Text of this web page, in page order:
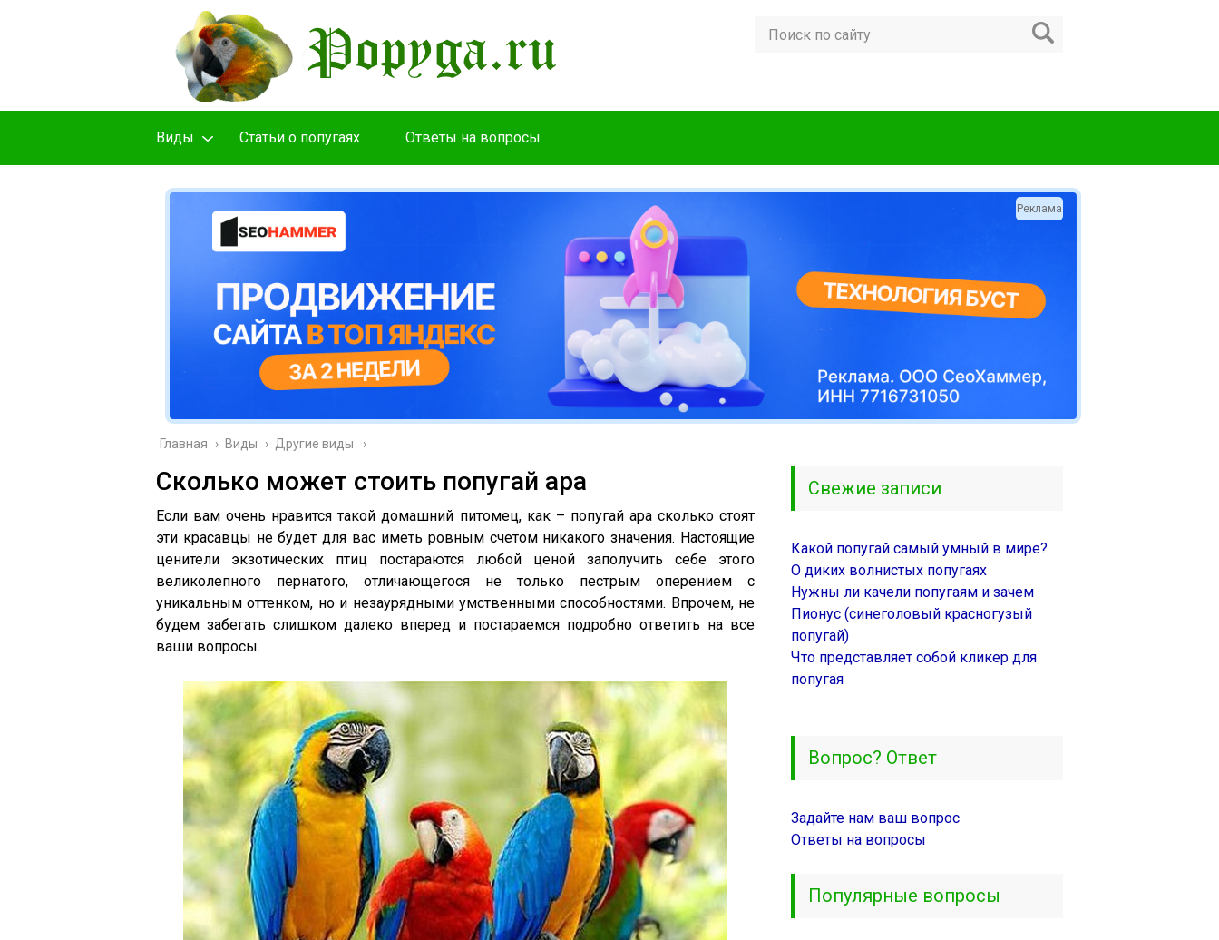
Виды Cтатьи о попугаях Ответы на вопросы
Реклама
Главная › Виды › Другие виды
Сколько может стоить попугай ара
Если вам очень нравится такой домашний питомец, как – попугай ара сколько стоят
эти красавцы не будет для вас иметь ровным счетом никакого значения. Настоящие
ценители экзотических птиц постараются любой ценой заполучить себе этого
великолепного пернатого, отличающегося не только пестрым оперением с
уникальным оттенком, но и незаурядными умственными способностями. Впрочем, не
будем забегать слишком далеко вперед и постараемся подробно ответить на все
ваши вопросы.
Свежие записи
Какой попугай самый умный в мире?
О диких волнистых попугаях
Нужны ли качели попугаям и зачем
Пионус (синеголовый красногузый
попугай)
Что представляет собой кликер для
попугая
Вопрос? Ответ
Задайте нам ваш вопрос
Ответы на вопросы
Популярные вопросы